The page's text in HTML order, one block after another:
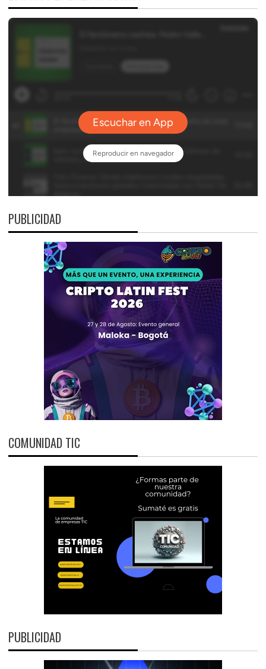
PUBLICIDAD
COMUNIDAD TIC
PUBLICIDAD